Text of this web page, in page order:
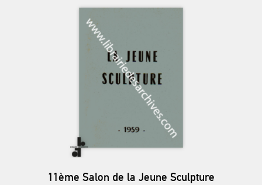
11ème Salon de la Jeune Sculpture